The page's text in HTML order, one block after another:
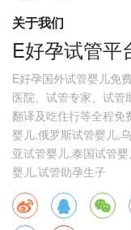
关于我们
E好孕试管平
E好孕国外试管婴儿免
医院、试管专家、试管
翻译及吃住行等全程免
婴儿,俄罗斯试管婴儿,
亚试管婴儿,泰国试管
婴儿,试管助孕生子